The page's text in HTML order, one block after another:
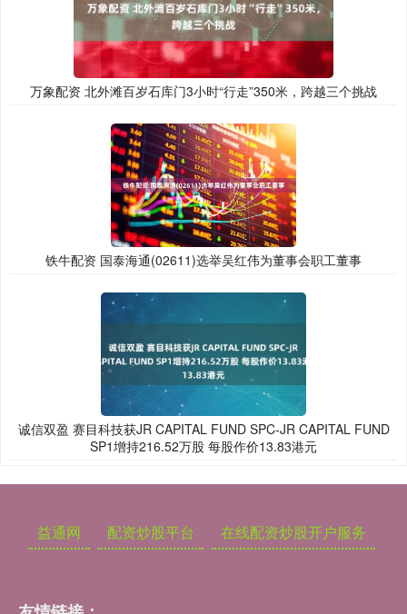
万象配资 北外滩百岁石库门3小时“行走”350米，跨越三个挑战
铁牛配资 国泰海通(02611)选举吴红伟为董事会职工董事
诚信双盈 赛目科技获JR CAPITAL FUND SPC-JR CAPITAL FUND
SP1增持216.52万股 每股作价13.83港元
益通网 配资炒股平台 在线配资炒股开户服务